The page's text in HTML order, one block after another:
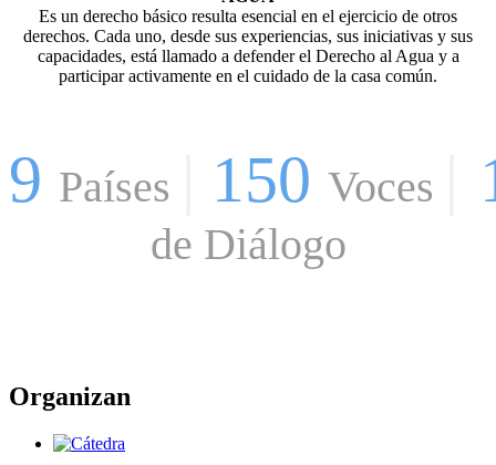
Es un derecho básico resulta esencial en el ejercicio de otros
derechos. Cada uno, desde sus experiencias, sus iniciativas y sus
capacidades, está llamado a defender el Derecho al Agua y a
participar activamente en el cuidado de la casa común.
9 Países 150 Voces
de Diálogo
Organizan